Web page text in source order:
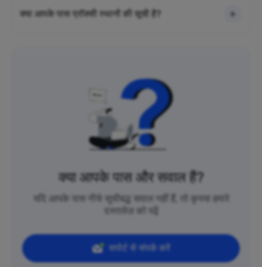
क्या आपके पास प्रॉक्सी स्थानों की सूची है?
क्या आपके पास और सवाल हैं?
यदि आपके पास नीचे सूचीबद्ध सवाल नहीं हैं, तो कृपया हमारे
दस्तावेज़ को पढ़ें
सपोर्ट से संपर्क करें